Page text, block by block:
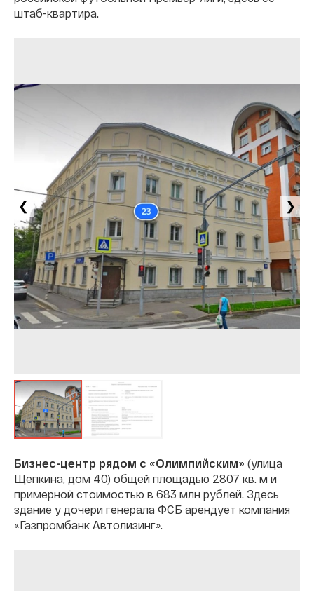
штаб-квартира.
❮ ❯
Бизнес-центр рядом с «Олимпийским» (улица
Щепкина, дом 40) общей площадью 2807 кв. м и
примерной стоимостью в 683 млн рублей. Здесь
здание у дочери генерала ФСБ арендует компания
«Газпромбанк Автолизинг».